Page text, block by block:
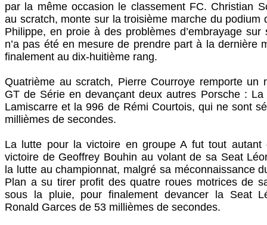
par la même occasion le classement FC. Christian
au scratch, monte sur la troisième marche du podium
Philippe, en proie à des problèmes d’embrayage sur
n’a pas été en mesure de prendre part à la dernière
finalement au dix-huitième rang.
Quatrième au scratch, Pierre Courroye remporte un
GT de Série en devançant deux autres Porsche :
Lamiscarre et la 996 de Rémi Courtois, qui ne sont
millièmes de secondes.
La lutte pour la victoire en groupe A fut tout autant
victoire de Geoffrey Bouhin au volant de sa Seat
la lutte au championnat, malgré sa méconnaissance
Plan a su tirer profit des quatre roues motrices de
sous la pluie, pour finalement devancer la Seat
Ronald Garces de 53 millièmes de secondes.